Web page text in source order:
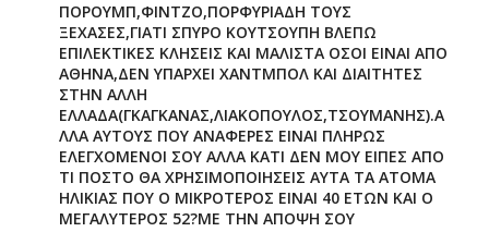
ΠΟΡΟΥΜΠ,ΦΙΝΤΖΟ,ΠΟΡΦΥΡΙΑΔΗ ΤΟΥΣ
ΞΕΧΑΣΕΣ,ΓΙΑΤΙ ΣΠΥΡΟ ΚΟΥΤΣΟΥΠΗ ΒΛΕΠΩ
ΕΠΙΛΕΚΤΙΚΕΣ ΚΛΗΣΕΙΣ ΚΑΙ ΜΑΛΙΣΤΑ ΟΣΟΙ ΕΙΝΑΙ ΑΠΟ
ΑΘΗΝΑ,ΔΕΝ ΥΠΑΡΧΕΙ ΧΑΝΤΜΠΟΛ ΚΑΙ ΔΙΑΙΤΗΤΕΣ
ΣΤΗΝ ΑΛΛΗ
ΕΛΛΑΔΑ(ΓΚΑΓΚΑΝΑΣ,ΛΙΑΚΟΠΟΥΛΟΣ,ΤΣΟΥΜΑΝΗΣ).Α
ΛΛΑ ΑΥΤΟΥΣ ΠΟΥ ΑΝΑΦΕΡΕΣ ΕΙΝΑΙ ΠΛΗΡΩΣ
ΕΛΕΓΧΟΜΕΝΟΙ ΣΟΥ ΑΛΛΑ ΚΑΤΙ ΔΕΝ ΜΟΥ ΕΙΠΕΣ ΑΠΟ
ΤΙ ΠΟΣΤΟ ΘΑ ΧΡΗΣΙΜΟΠΟΙΗΣΕΙΣ ΑΥΤΑ ΤΑ ΑΤΟΜΑ
ΗΛΙΚΙΑΣ ΠΟΥ Ο ΜΙΚΡΟΤΕΡΟΣ ΕΙΝΑΙ 40 ΕΤΩΝ ΚΑΙ Ο
ΜΕΓΑΛΥΤΕΡΟΣ 52?ΜΕ ΤΗΝ ΑΠΟΨΗ ΣΟΥ